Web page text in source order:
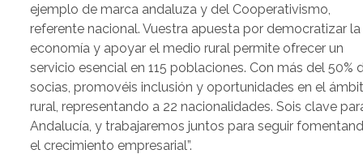
ejemplo de marca andaluza y del Cooperativismo,
referente nacional. Vuestra apuesta por democratizar la
economía y apoyar el medio rural permite ofrecer un
servicio esencial en 115 poblaciones. Con más del 50%
socias, promovéis inclusión y oportunidades en el
rural, representando a 22 nacionalidades. Sois clave
Andalucía, y trabajaremos juntos para seguir
el crecimiento empresarial”.